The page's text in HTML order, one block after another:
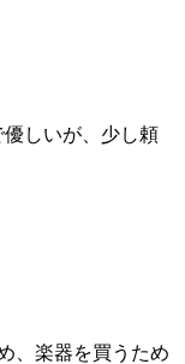
しいが、少し頼
、楽器を買うため